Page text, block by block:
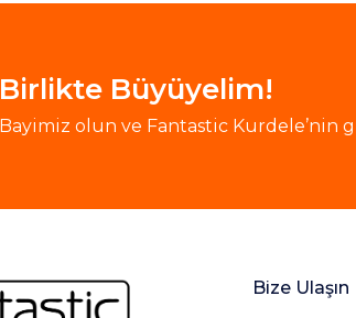
Birlikte Büyüyelim!
Bayimiz olun ve Fantastic Kurdele’nin
Bize Ulaşın